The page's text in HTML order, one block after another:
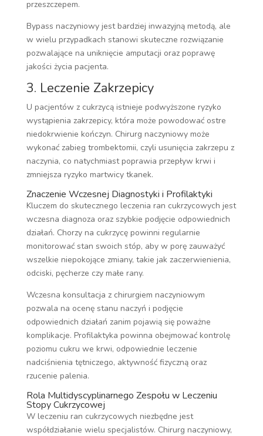
przeszczepem.
Bypass naczyniowy jest bardziej inwazyjną metodą, ale
w wielu przypadkach stanowi skuteczne rozwiązanie
pozwalające na uniknięcie amputacji oraz poprawę
jakości życia pacjenta.
3. Leczenie Zakrzepicy
U pacjentów z cukrzycą istnieje podwyższone ryzyko
wystąpienia zakrzepicy, która może powodować ostre
niedokrwienie kończyn. Chirurg naczyniowy może
wykonać zabieg trombektomii, czyli usunięcia zakrzepu z
naczynia, co natychmiast poprawia przepływ krwi i
zmniejsza ryzyko martwicy tkanek.
Znaczenie Wczesnej Diagnostyki i Profilaktyki
Kluczem do skutecznego leczenia ran cukrzycowych jest
wczesna diagnoza oraz szybkie podjęcie odpowiednich
działań. Chorzy na cukrzycę powinni regularnie
monitorować stan swoich stóp, aby w porę zauważyć
wszelkie niepokojące zmiany, takie jak zaczerwienienia,
odciski, pęcherze czy małe rany.
Wczesna konsultacja z chirurgiem naczyniowym
pozwala na ocenę stanu naczyń i podjęcie
odpowiednich działań zanim pojawią się poważne
komplikacje. Profilaktyka powinna obejmować kontrolę
poziomu cukru we krwi, odpowiednie leczenie
nadciśnienia tętniczego, aktywność fizyczną oraz
rzucenie palenia.
Rola Multidyscyplinarnego Zespołu w Leczeniu
Stopy Cukrzycowej
W leczeniu ran cukrzycowych niezbędne jest
współdziałanie wielu specjalistów. Chirurg naczyniowy,